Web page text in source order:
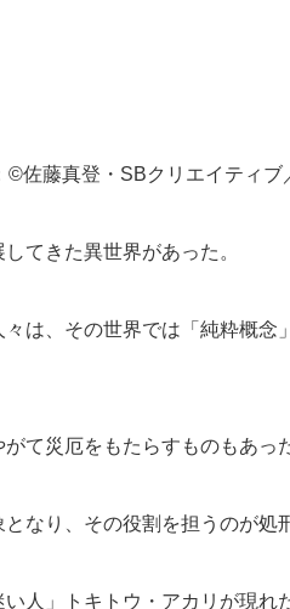
©佐藤真登・SBクリエイティブ
てきた異世界があった。
々は、その世界では「純粋概念
て災厄をもたらすものもあっ
なり、その役割を担うのが処
人」トキトウ・アカリが現れ